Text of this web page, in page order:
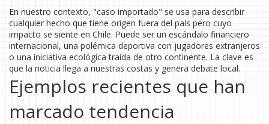
En nuestro contexto, "caso importado" se usa para describir
cualquier hecho que tiene origen fuera del país pero cuyo
impacto se siente en Chile. Puede ser un escándalo financiero
internacional, una polémica deportiva con jugadores extranjeros
o una iniciativa ecológica traída de otro continente. La clave es
que la noticia llega a nuestras costas y genera debate local.
Ejemplos recientes que han
marcado tendencia